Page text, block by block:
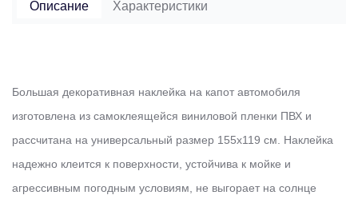
Описание Характеристики
Большая декоративная наклейка на капот автомобиля
изготовлена из самоклеящейся виниловой пленки ПВХ и
рассчитана на универсальный размер 155х119 см. Наклейка
надежно клеится к поверхности, устойчива к мойке и
агрессивным погодным условиям, не выгорает на солнце